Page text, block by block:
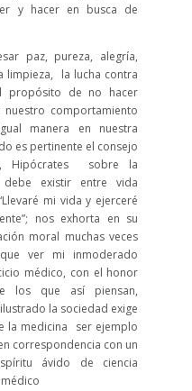
y hacer en busca de
paz, pureza, alegría,
limpieza, la lucha contra
propósito de no hacer
comportamiento
manera en nuestra
es pertinente el consejo
Hipócrates sobre la
debe existir entre vida
mi vida y ejerceré
nos exhorta en su
moral muchas veces
ver mi inmoderado
médico, con el honor
los que así piensan,
la sociedad exige
medicina ser ejemplo
correspondencia con un
ávido de ciencia